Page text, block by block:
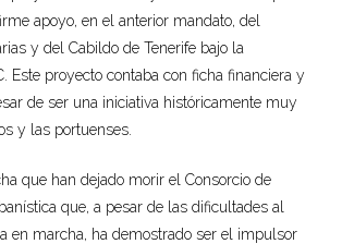
apoyo, en el anterior mandato, del
y del Cabildo de Tenerife bajo la
Este proyecto contaba con ficha financiera y
de ser una iniciativa históricamente muy
y las portuenses.
que han dejado morir el Consorcio de
que, a pesar de las dificultades al
en marcha, ha demostrado ser el impulsor